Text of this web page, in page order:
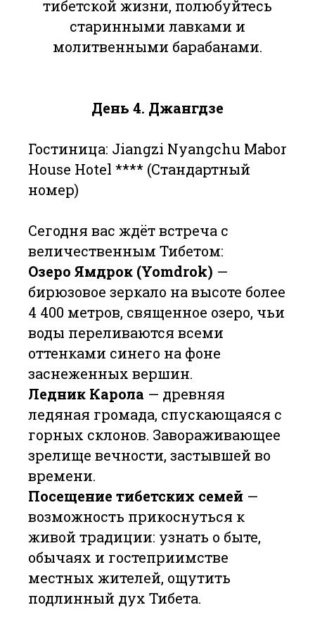
тибетской жизни, полюбуйтесь
старинными лавками и
молитвенными барабанами.
День 4. Джангдзе
Гостиница: Jiangzi Nyangchu Mabor
House Hotel **** (Стандартный
номер)
Сегодня вас ждёт встреча с
величественным Тибетом:
Озеро Ямдрок (Yomdrok) —
бирюзовое зеркало на высоте более
4 400 метров, священное озеро, чьи
воды переливаются всеми
оттенками синего на фоне
заснеженных вершин.
Ледник Карола — древняя
ледяная громада, спускающаяся с
горных склонов. Завораживающее
зрелище вечности, застывшей во
времени.
Посещение тибетских семей —
возможность прикоснуться к
живой традиции: узнать о быте,
обычаях и гостеприимстве
местных жителей, ощутить
подлинный дух Тибета.